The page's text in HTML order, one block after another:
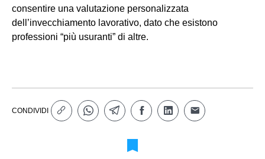
consentire una valutazione personalizzata
dell’invecchiamento lavorativo, dato che esistono
professioni “più usuranti” di altre.
CONDIVIDI